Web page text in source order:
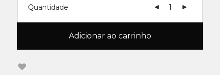
Quantidade
Adicionar ao carrinho